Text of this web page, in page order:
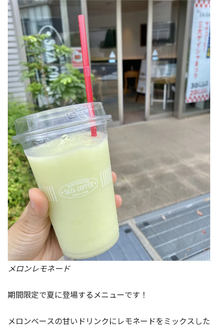
メロンレモネード
期間限定で夏に登場するメニューです！
メロンベースの甘いドリンクにレモネードをミックスした